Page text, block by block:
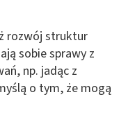
rozwój struktur
sobie sprawy z
np. jadąc z
o tym, że mogą